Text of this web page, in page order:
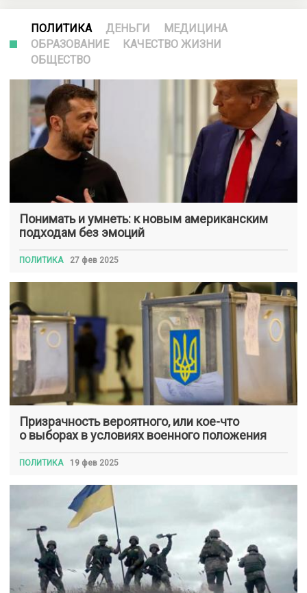
ПОЛИТИКА ДЕНЬГИ
МЕДИЦИНА
ОБРАЗОВАНИЕ
КАЧЕСТВО ЖИЗНИ
ОБЩЕСТВО
Понимать и умнеть: к новым американским
подходам без эмоций
ПОЛИТИКА 27 фев 2025
Призрачность вероятного, или кое-что
о выборах в условиях военного положения
ПОЛИТИКА 19 фев 2025